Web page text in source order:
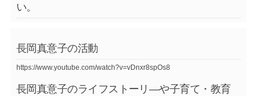
い。
長岡真意子の活動
https://www.youtube.com/watch?v=vDnxr8spOs8
長岡真意子のライフストーリ―や子育て・教育